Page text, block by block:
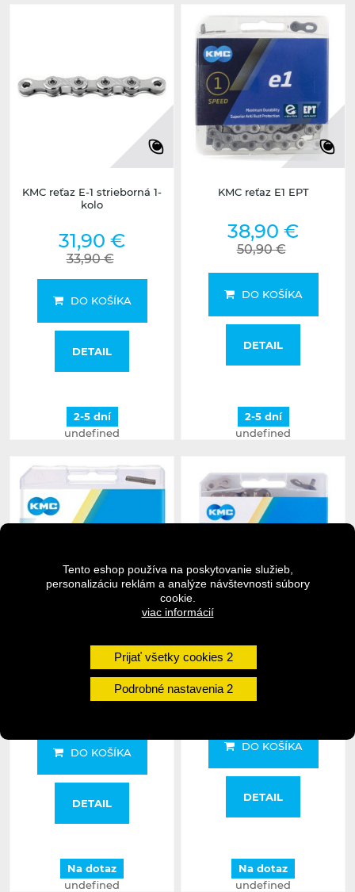
Tento eshop používa na poskytovanie služieb,
personalizáciu reklám a analýze návštevnosti súbory
cookie.
viac informácií
Prijať všetky cookies
Podrobné nastavenia
KMC reťaz E-1 strieborná 1-
kolo
31,90 €
33,90 €
DO KOŠÍKA
DETAIL
2-5 dní
undefined
KMC reťaz E1 EPT
38,90 €
50,90 €
DO KOŠÍKA
DETAIL
2-5 dní
undefined
KMC reťaz HL 1-kolo
strieborná
28,90 €
DO KOŠÍKA
DETAIL
Na dotaz
undefined
KMC reťaz K1 WIDE 1/2x1/8
17,91 €
18,91 €
DO KOŠÍKA
DETAIL
Na dotaz
undefined